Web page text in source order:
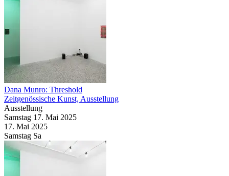
Dana Munro: Threshold
Zeitgenössische Kunst, Ausstellung
Ausstellung
Samstag 17. Mai 2025
17. Mai 2025
Samstag Sa